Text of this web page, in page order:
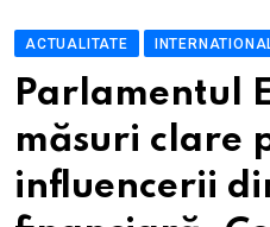
ACTUALITATE
Parlamentul
măsuri clare
influencerii